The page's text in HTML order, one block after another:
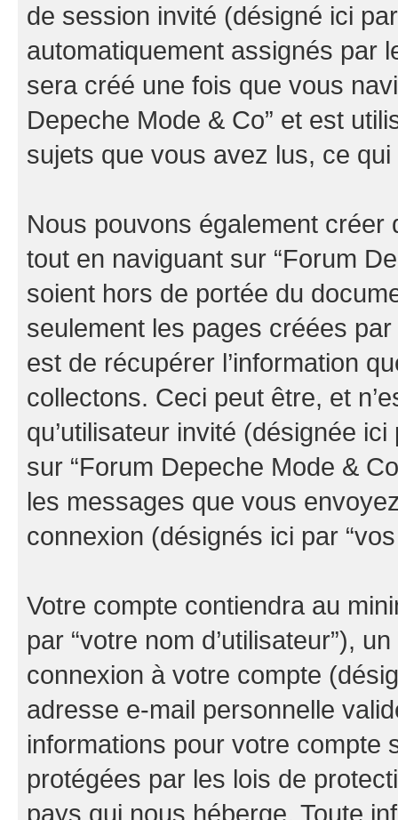
de session invité (désigné ici
automatiquement assignés par
sera créé une fois que vous
Depeche Mode & Co” et est
sujets que vous avez lus, ce
Nous pouvons également
tout en naviguant sur “Forum
soient hors de portée du
seulement les pages créées
est de récupérer l’information
collectons. Ceci peut être, et
qu’utilisateur invité (désignée
sur “Forum Depeche Mode &
les messages que vous
connexion (désignés ici par
Votre compte contiendra au
par “votre nom d’utilisateur”),
connexion à votre compte
adresse e-mail personnelle
informations pour votre compte
protégées par les lois de
pays qui nous héberge. Toute